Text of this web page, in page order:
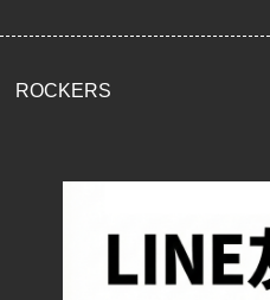
ROCKERS
配送・送料について
返品について
お支払い方法について